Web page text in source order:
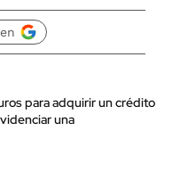
para adquirir un crédito
una